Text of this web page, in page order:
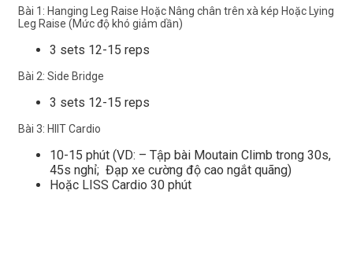
Bài 1: Hanging Leg Raise Hoặc Nâng chân trên xà kép Hoặc Lying
Leg Raise (Mức độ khó giảm dần)
3 sets 12-15 reps
Bài 2: Side Bridge
3 sets 12-15 reps
Bài 3: HIIT Cardio
10-15 phút (VD: – Tập bài Moutain Climb trong 30s,
45s nghỉ; Đạp xe cường độ cao ngắt quãng)
Hoặc LISS Cardio 30 phút